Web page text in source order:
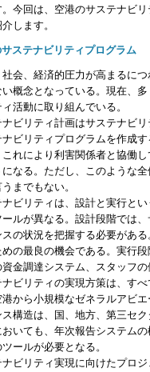
今回は、空港のサステナビ
します。
ステナビリティプログラム
会、経済的圧力が高まるに
い概念となっている。現在、
活動に取り組んでいる。
ビリティ計画はサステナビ
ビリティプログラムを作成
れにより利害関係者と協働
になる。ただし、このような
までもない。
ビリティは、設計と実行と
ルが異なる。設計段階では
スの状況を把握する必要があ
の最良の機会である。実行
金調達システム、スタッフ
ビリティの実現方策は、す
港から小規模なゼネラルアビ
ス構造は、国、地方、第三セ
いても、年次報告システム
ールが必要となる。
ビリティ実現に向けたプロ